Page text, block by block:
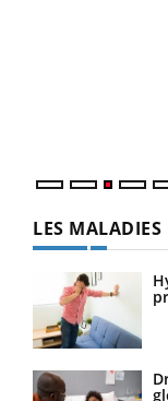
LES MALADIES